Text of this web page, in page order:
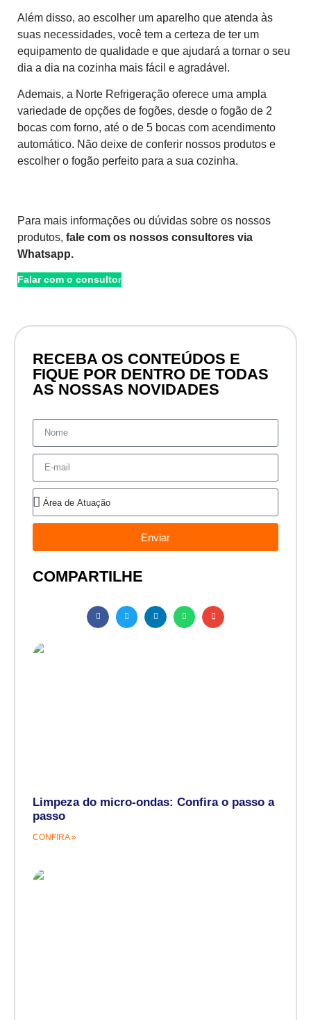
Além disso, ao escolher um aparelho que atenda às
suas necessidades, você tem a certeza de ter um
equipamento de qualidade e que ajudará a tornar o seu
dia a dia na cozinha mais fácil e agradável.
Ademais, a Norte Refrigeração oferece uma ampla
variedade de opções de fogões, desde o fogão de 2
bocas com forno, até o de 5 bocas com acendimento
automático. Não deixe de conferir nossos produtos e
escolher o fogão perfeito para a sua cozinha.
Para mais informações ou dúvidas sobre os nossos
produtos, fale com os nossos consultores via
Whatsapp.
Falar com o consultor
RECEBA OS CONTEÚDOS E
FIQUE POR DENTRO DE TODAS
AS NOSSAS NOVIDADES
Enviar
COMPARTILHE
Limpeza do micro-ondas: Confira o passo a
passo
CONFIRA »